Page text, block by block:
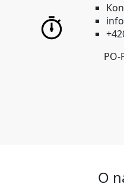
PO-
O